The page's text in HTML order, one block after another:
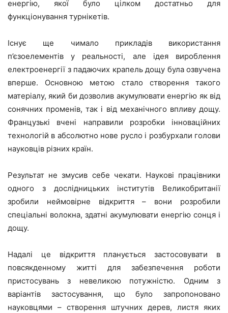
енергію, якої було цілком достатньо для
функціонування турнікетів.
Існує ще чимало прикладів використання
п’єзоелементів у реальності, але ідея вироблення
електроенергії з падаючих крапель дощу була озвучена
вперше. Основною метою стало створення такого
матеріалу, який би дозволив акумулювати енергію як від
сонячних променів, так і від механічного впливу дощу.
Французькі вчені направили розробки інноваційних
технологій в абсолютно нове русло і розбурхали голови
науковців різних країн.
Результат не змусив себе чекати. Наукові працівники
одного з дослідницьких інститутів Великобританії
зробили неймовірне відкриття – вони розробили
спеціальні волокна, здатні акумулювати енергію сонця і
дощу.
Надалі це відкриття планується застосовувати в
повсякденному житті для забезпечення роботи
пристосувань з невеликою потужністю. Одним з
варіантів застосування, що було запропоновано
науковцями – створення штучних дерев, листя яких